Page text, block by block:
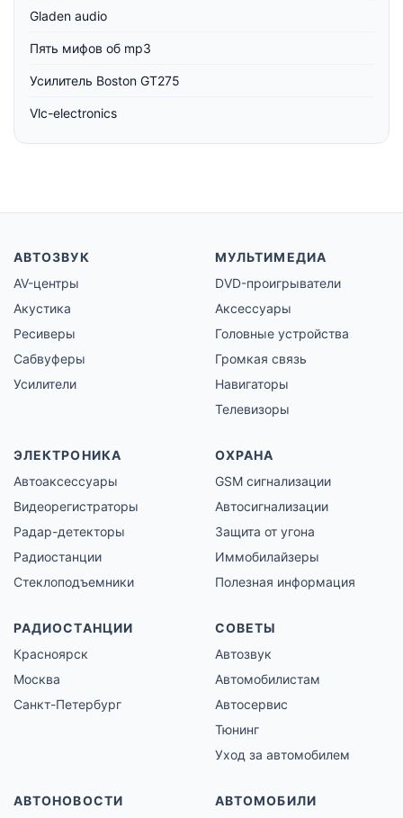
Gladen audio
Пять мифов об mp3
Усилитель Boston GT275
Vlc-electronics
АВТОЗВУК
AV-центры
Акустика
Ресиверы
Сабвуферы
Усилители
МУЛЬТИМЕДИА
DVD-проигрыватели
Аксессуары
Головные устройства
Громкая связь
Навигаторы
Телевизоры
ЭЛЕКТРОНИКА
Автоаксессуары
Видеорегистраторы
Радар-детекторы
Радиостанции
Стеклоподъемники
ОХРАНА
GSM сигнализации
Автосигнализации
Защита от угона
Иммобилайзеры
Полезная информация
РАДИОСТАНЦИИ
Красноярск
Москва
Санкт-Петербург
СОВЕТЫ
Автозвук
Автомобилистам
Автосервис
Тюнинг
Уход за автомобилем
АВТОНОВОСТИ АВТОМОБИЛИ